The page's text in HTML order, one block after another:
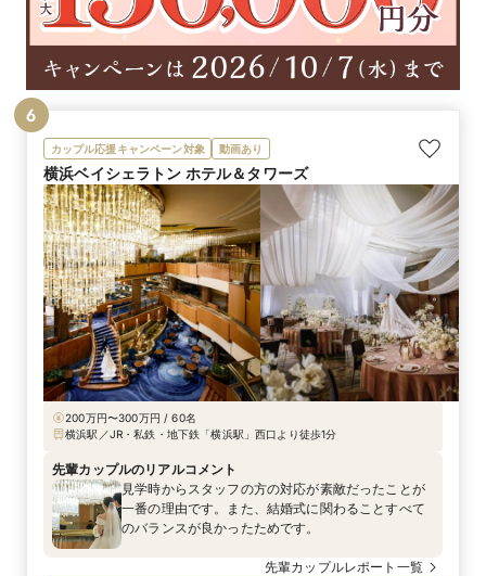
カップル応援キャンペーン対象 動画あり
横浜ベイシェラトン ホテル＆タワーズ
200万円〜300万円 / 60名
横浜駅／JR・私鉄・地下鉄「横浜駅」西口より徒歩1分
先輩カップルのリアルコメント
見学時からスタッフの方の対応が素敵だったことが
一番の理由です。また、結婚式に関わることすべて
のバランスが良かったためです。
先輩カップルレポート一覧
6